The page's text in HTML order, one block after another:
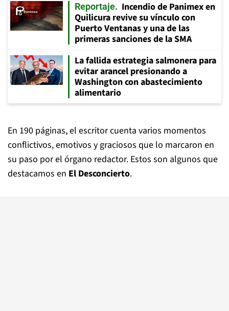
Reportaje
Incendio de Panimex en
Quilicura revive su vínculo con
Puerto Ventanas y una de las
primeras sanciones de la SMA
La fallida estrategia salmonera para
evitar arancel presionando a
Washington con abastecimiento
alimentario
En 190 páginas, el escritor cuenta varios momentos
conflictivos, emotivos y graciosos que lo marcaron en
su paso por el órgano redactor. Estos son algunos que
destacamos en El Desconcierto.